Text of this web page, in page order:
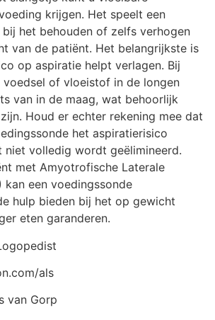
krijgen. Het speelt een
het behouden of zelfs verhogen
van de patiënt. Het belangrijkste is
op aspiratie helpt verlagen. Bij
of vloeistof in de longen
van in de maag, wat behoorlijk
Houd er echter rekening mee dat
het aspiratierisico
niet volledig wordt geëlimineerd.
met Amyotrofische Laterale
kan een voedingssonde
hulp bieden bij het op gewicht
eten garanderen.
als
van Gorp